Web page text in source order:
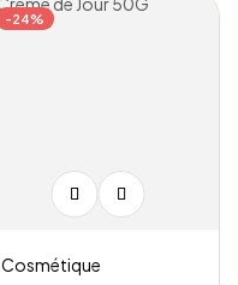
-24%
Cosmétique